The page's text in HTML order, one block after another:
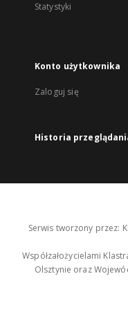
Statystyki
Konto użytkownika
Zaloguj się
Historia
Serwis tworzony przez:
Współzałożycielami
Olsztynie oraz